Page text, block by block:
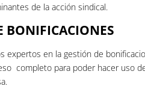
de la acción sindical.
BONIFICACIONES
expertos en la gestión de
completo para poder hacer uso